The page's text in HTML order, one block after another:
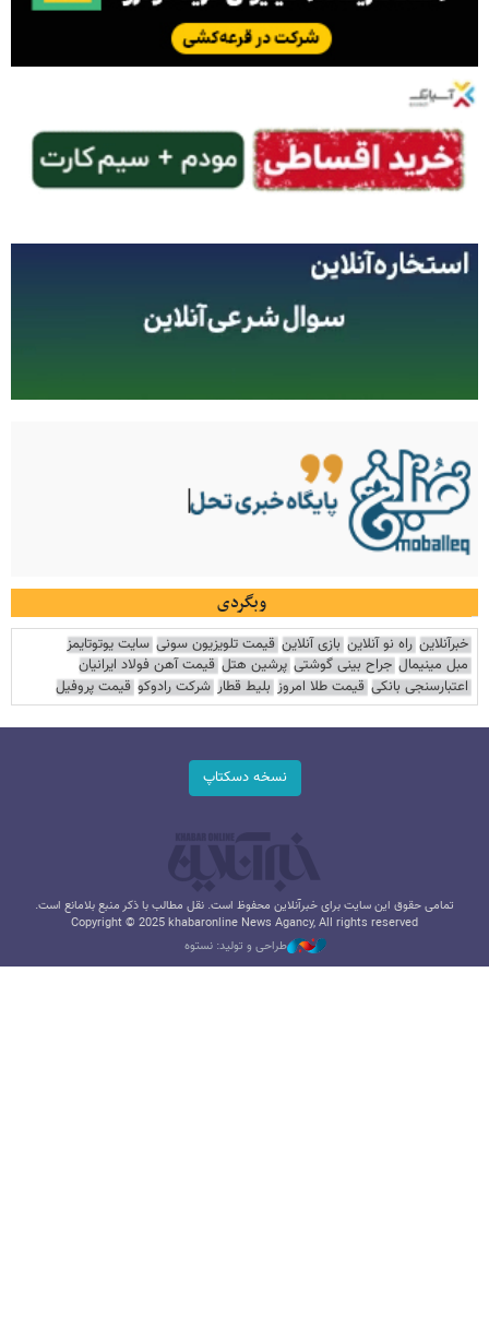
وبگردی
خبرآنلاین راه نو آنلاین بازی آنلاین قیمت تلویزیون سونی سایت یوتوتایمز
مبل مینیمال جراح بینی گوشتی پرشین هتل قیمت آهن فولاد ایرانیان
اعتبارسنجی بانکی قیمت طلا امروز بلیط قطار شرکت رادوکو قیمت پروفیل
نسخه دسکتاپ
تمامی حقوق این سایت برای خبرآنلاین محفوظ است. نقل مطالب با ذکر منبع بلامانع است.
Copyright © 2025 khabaronline News Agancy, All rights reserved
طراحی و تولید: نستوه